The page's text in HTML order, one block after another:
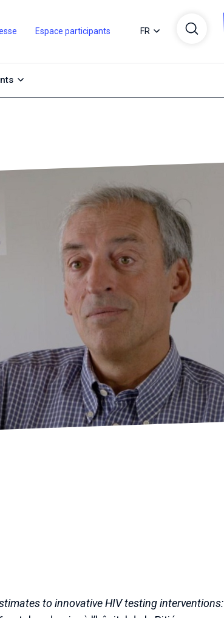
Espace participants FR
to innovative HIV testing interventions: